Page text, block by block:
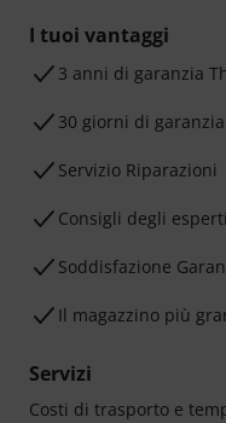
I tuoi vantaggi
3 anni di garanzia
30 giorni di
Servizio Riparazioni
Consigli degli esperti
Soddisfazione
Il magazzino più
Servizi
Costi di trasporto e